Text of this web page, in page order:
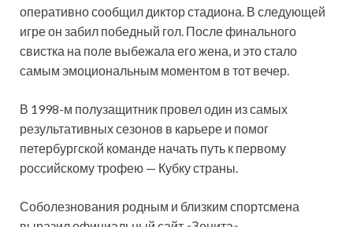
оперативно сообщил диктор стадиона. В следующей
игре он забил победный гол. После финального
свистка на поле выбежала его жена, и это стало
самым эмоциональным моментом в тот вечер.
В 1998-м полузащитник провел один из самых
результативных сезонов в карьере и помог
петербургской команде начать путь к первому
российскому трофею — Кубку страны.
Соболезнования родным и близким спортсмена